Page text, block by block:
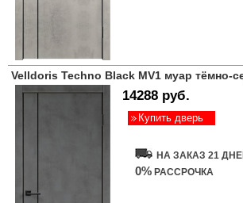
Velldoris Techno Black MV1 муар тёмно-
14288 руб.
Купить дверь
НА ЗАКАЗ 21
0% РАССРОЧКА